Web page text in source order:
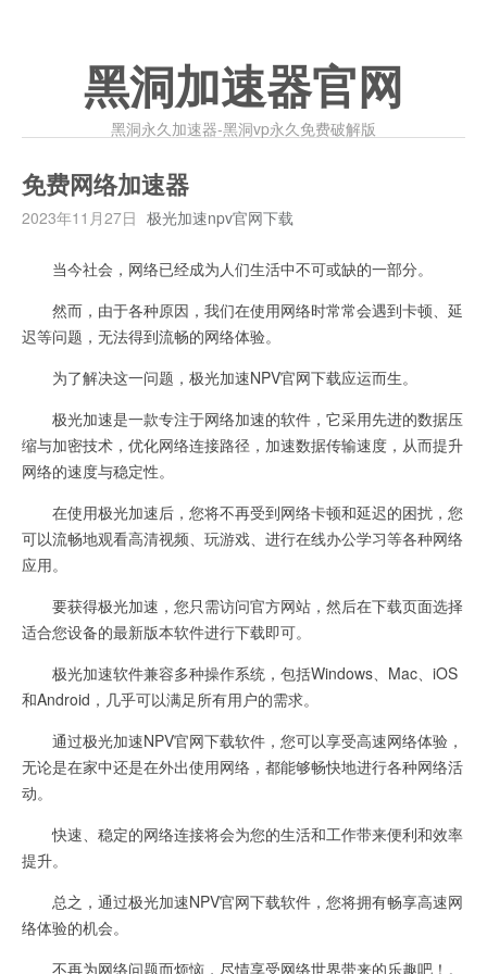
黑洞加速器官网
黑洞永久加速器-黑洞vp永久免费破解版
免费网络加速器
2023年11月27日 极光加速npv官网下载
当今社会，网络已经成为人们生活中不可或缺的一部分。
然而，由于各种原因，我们在使用网络时常常会遇到卡顿、延
迟等问题，无法得到流畅的网络体验。
为了解决这一问题，极光加速NPV官网下载应运而生。
极光加速是一款专注于网络加速的软件，它采用先进的数据压
缩与加密技术，优化网络连接路径，加速数据传输速度，从而提升
网络的速度与稳定性。
在使用极光加速后，您将不再受到网络卡顿和延迟的困扰，您
可以流畅地观看高清视频、玩游戏、进行在线办公学习等各种网络
应用。
要获得极光加速，您只需访问官方网站，然后在下载页面选择
适合您设备的最新版本软件进行下载即可。
极光加速软件兼容多种操作系统，包括Windows、Mac、iOS
和Android，几乎可以满足所有用户的需求。
通过极光加速NPV官网下载软件，您可以享受高速网络体验，
无论是在家中还是在外出使用网络，都能够畅快地进行各种网络活
动。
快速、稳定的网络连接将会为您的生活和工作带来便利和效率
提升。
总之，通过极光加速NPV官网下载软件，您将拥有畅享高速网
络体验的机会。
不再为网络问题而烦恼，尽情享受网络世界带来的乐趣吧！。